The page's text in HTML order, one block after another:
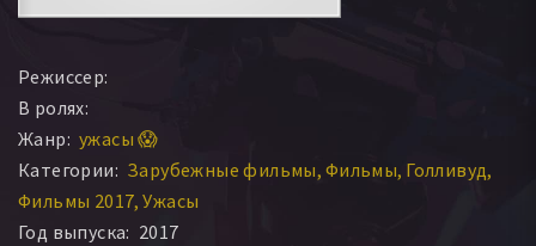
Режиссер:
В ролях:
Жанр: ужасы 😱
Категории: Зарубежные фильмы Фильмы Голливуд
Фильмы 2017 Ужасы
Год выпуска: 2017